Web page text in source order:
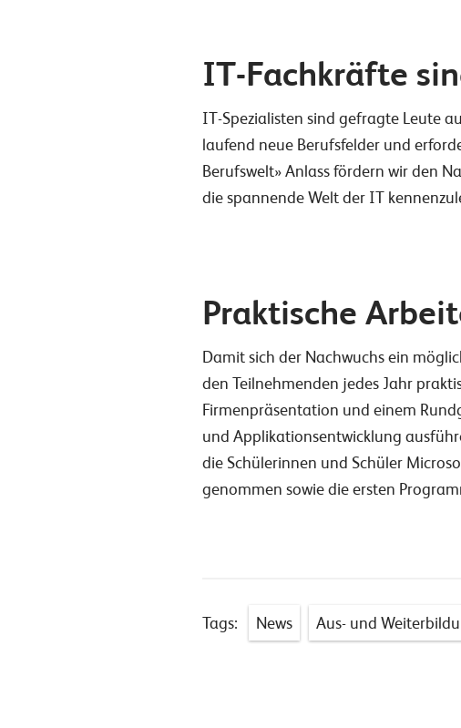
IT-Fachkräfte
IT-Spezialisten sind gefragte Leute
laufend neue Berufsfelder und
Berufswelt» Anlass fördern wir den
die spannende Welt der IT
Praktische
Damit sich der Nachwuchs ein
den Teilnehmenden jedes Jahr
Firmenpräsentation und einem
und Applikationsentwicklung
die Schülerinnen und Schüler
genommen sowie die ersten
Tags: News Aus- und